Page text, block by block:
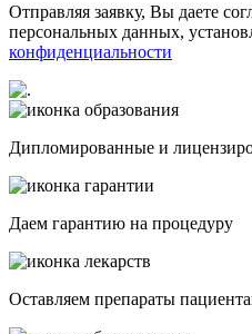
Отправляя заявку, Вы даете
персональных данных,
конфиденциальности
Дипломированные и
Даем гарантию на процедуру
Оставляем препараты